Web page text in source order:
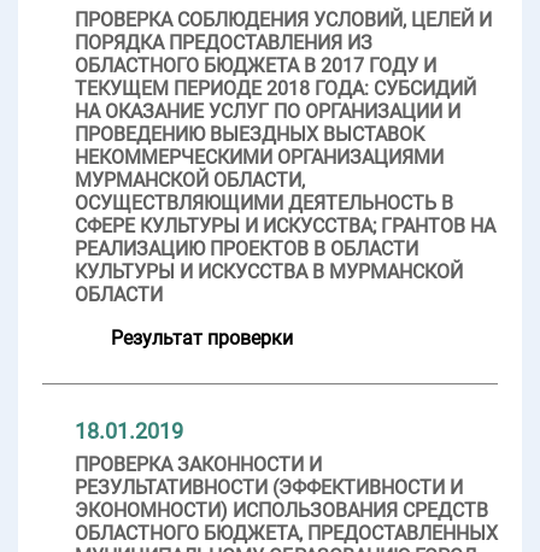
ПРОВЕРКА СОБЛЮДЕНИЯ УСЛОВИЙ, ЦЕЛЕЙ И
ПОРЯДКА ПРЕДОСТАВЛЕНИЯ ИЗ
ОБЛАСТНОГО БЮДЖЕТА В 2017 ГОДУ И
ТЕКУЩЕМ ПЕРИОДЕ 2018 ГОДА: СУБСИДИЙ
НА ОКАЗАНИЕ УСЛУГ ПО ОРГАНИЗАЦИИ И
ПРОВЕДЕНИЮ ВЫЕЗДНЫХ ВЫСТАВОК
НЕКОММЕРЧЕСКИМИ ОРГАНИЗАЦИЯМИ
МУРМАНСКОЙ ОБЛАСТИ,
ОСУЩЕСТВЛЯЮЩИМИ ДЕЯТЕЛЬНОСТЬ В
СФЕРЕ КУЛЬТУРЫ И ИСКУССТВА; ГРАНТОВ НА
РЕАЛИЗАЦИЮ ПРОЕКТОВ В ОБЛАСТИ
КУЛЬТУРЫ И ИСКУССТВА В МУРМАНСКОЙ
ОБЛАСТИ
Результат проверки
18.01.2019
ПРОВЕРКА ЗАКОННОСТИ И
РЕЗУЛЬТАТИВНОСТИ (ЭФФЕКТИВНОСТИ И
ЭКОНОМНОСТИ) ИСПОЛЬЗОВАНИЯ СРЕДСТВ
ОБЛАСТНОГО БЮДЖЕТА, ПРЕДОСТАВЛЕННЫХ